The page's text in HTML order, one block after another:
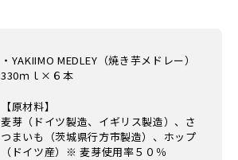
・YAKIIMO MEDLEY（焼き芋メドレー）
330ｍｌ×６本
【原材料】
麦芽（ドイツ製造、イギリス製造）、さ
つまいも（茨城県行方市製造）、ホップ
（ドイツ産）※ 麦芽使用率５０％